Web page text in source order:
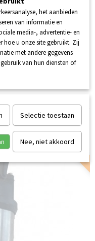
UW WINKELWAGEN
OUTLET
het aanbieden
van informatie en
media-, advertentie- en
hoe u onze site gebruikt. Zij
met andere gegevens
van hun diensten of
Selectie toestaan
Nee, niet akkoord